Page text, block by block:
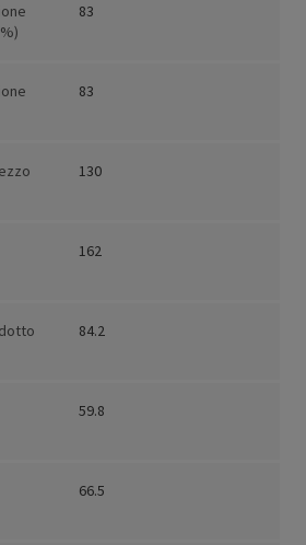
83
83
130
162
84.2
59.8
66.5